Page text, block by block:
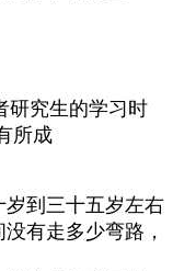
研究生的学习时
所成
到三十五岁左右
有走多少弯路，